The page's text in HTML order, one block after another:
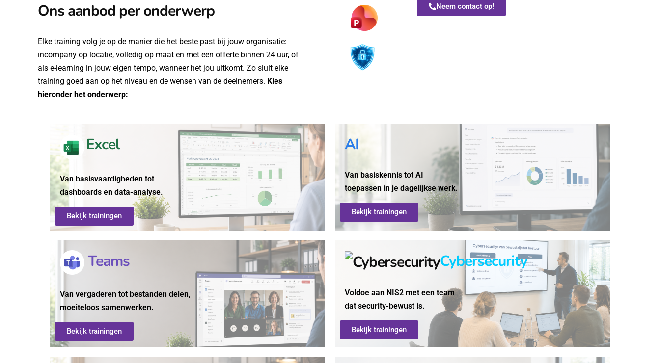
Ons aanbod per onderwerp
Elke training volg je op de manier die het beste past bij jouw organisatie:
incompany op locatie, volledig op maat en met een offerte binnen 24 uur, of
als e-learning in jouw eigen tempo, wanneer het jou uitkomt. Zo sluit elke
training goed aan op het niveau en de wensen van de deelnemers. Kies
hieronder het onderwerp:
Neem contact op!
Excel
Van basisvaardigheden tot
dashboards en data-analyse.
Bekijk trainingen
AI
Van basiskennis tot AI
toepassen in je dagelijkse werk.
Bekijk trainingen
Teams
Van vergaderen tot bestanden delen,
moeiteloos samenwerken.
Bekijk trainingen
Cybersecurity
Voldoe aan NIS2 met een team
dat security-bewust is.
Bekijk trainingen